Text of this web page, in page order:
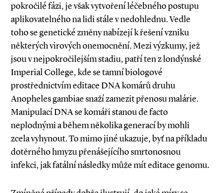
pokročilé fázi, je však vytvoření léčebného postupu
aplikovatelného na lidi stále v nedohlednu. Vedle
toho se genetické změny nabízejí k řešení vzniku
některých virových onemocnění. Mezi výzkumy, jež
jsou v nejpokročilejším stadiu, patří ten z londýnské
Imperial College, kde se tamní biologové
prostřednictvím editace DNA komárů druhu
Anopheles gambiae snaží zamezit přenosu malárie.
Manipulací DNA se komáři stanou de facto
neplodnými a během několika generací by mohli
zcela vyhynout. To mimo jiné ukazuje, byť na příkladu
dotěrného hmyzu přenášejícího smrtonosnou
infekci, jak fatální následky může mít editace genomu.